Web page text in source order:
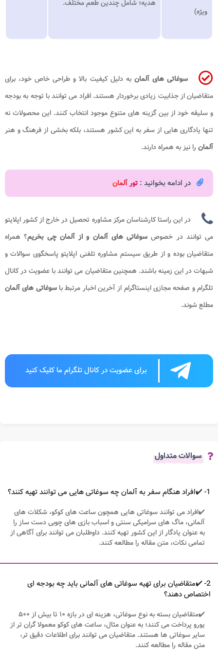
ویژه)
هدیه؛ شامل چندین طعم مختلف.
سوغاتی های آلمان به دلیل کیفیت بالا و طراحی خاص خود، برای
متقاضیان از جذابیت زیادی برخوردار هستند. افراد می توانند با توجه به بودجه
و سلیقه خود از بین گزینه های متنوع موجود انتخاب کنند. این محصولات نه
تنها یادگاری هایی از سفر به این کشور هستند، بلکه بخشی از فرهنگ و هنر
آلمان را نیز به همراه دارند.
در ادامه بخوانید : تور آلمان
در این راستا کارشناسان مرکز مشاوره تحصیل در خارج از کشور اپلایتو
می توانند در خصوص سوغاتی های آلمان​ و از آلمان چی بخریم؟همراه
متقاضیان بوده و از طریق سیستم مشاوره تلفنی اپلایتو پاسخگوی سوالات و
شبهات در این زمینه باشند. همچنین متقاضیان می توانند با عضویت در کانال
تلگرام و صفحه مجازی اینستاگرام از آخرین اخبار مرتبط باسوغاتی های آلمان
مطلع شوند.
برای عضویت در کانال تلگرام ما کلیک کنید
سوالات متداول
1- ✔️افراد هنگام سفر به آلمان چه سوغاتی هایی می توانند تهیه کنند؟
✔️افراد می توانند سوغاتی هایی همچون ساعت های کوکو، شکلات های
آلمانی، ماگ های سرامیکی سنتی و اسباب بازی های چوبی دست ساز را
به عنوان یادگار از این کشور تهیه کنند. داوطلبان می توانند برای آگاهی از
تمامی نکات، متن مقاله را مطالعه کنند.
2- ✔️متقاضیان برای تهیه سوغاتی های آلمانی باید چه بودجه ای
اختصاص دهند؟
✔️متقاضیان بسته به نوع سوغاتی، هزینه ای در بازه ۱۰ تا بیش از ۵۰۰
یورو پرداخت می کنند؛ به عنوان مثال، ساعت های کوکو معمولا گران تر از
سایر سوغاتی ها هستند. متقاضیان می توانند برای اطلاعات دقیق تر،
متن مقاله را مطالعه کنند.